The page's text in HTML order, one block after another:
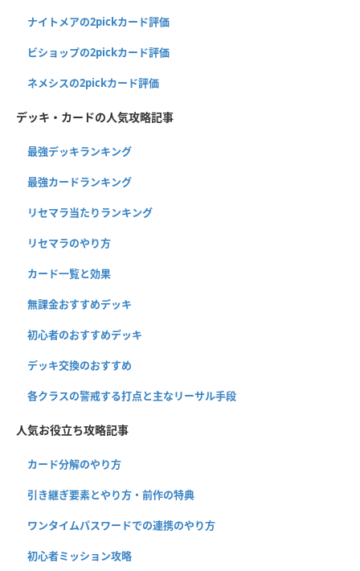
ナイトメアの2pickカード評価
ビショップの2pickカード評価
ネメシスの2pickカード評価
デッキ・カードの人気攻略記事
最強デッキランキング
最強カードランキング
リセマラ当たりランキング
リセマラのやり方
カード一覧と効果
無課金おすすめデッキ
初心者のおすすめデッキ
デッキ交換のおすすめ
各クラスの警戒する打点と主なリーサル手段
人気お役立ち攻略記事
カード分解のやり方
引き継ぎ要素とやり方・前作の特典
ワンタイムパスワードでの連携のやり方
初心者ミッション攻略